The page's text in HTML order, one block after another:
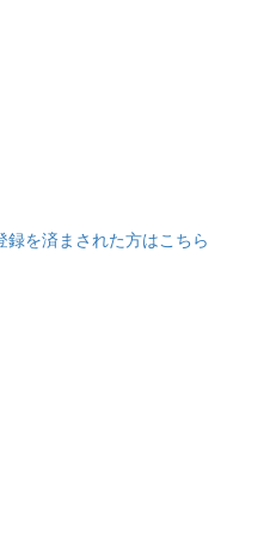
録を済まされた方はこちら